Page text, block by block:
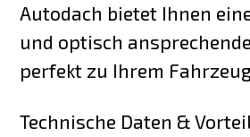
Autodach bietet Ihnen
und optisch
perfekt zu Ihrem
Technische Daten &